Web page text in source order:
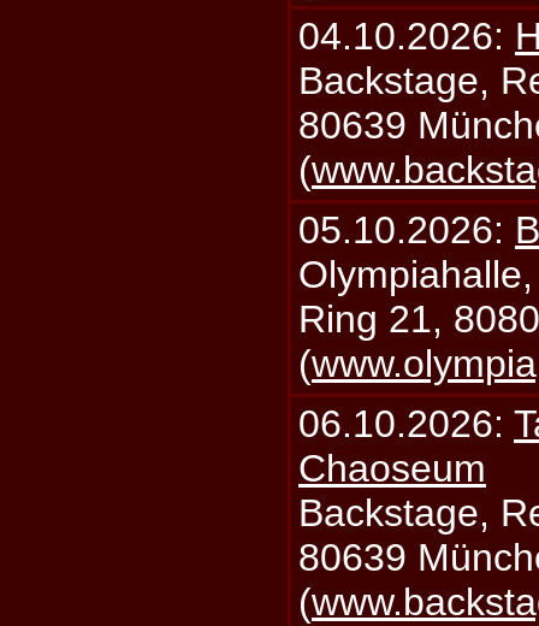
04.10.2026:
Backstage,
80639
(
05.10.2026:
Ring 21,
(
06.10.2026:
Chaoseum
Backstage,
80639
(